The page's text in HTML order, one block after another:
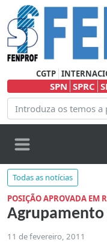
CGTP
SPN SPRC
Todas as notícias
POSIÇÃO APROVADA EM
Agrupamento
11 de fevereiro, 2011